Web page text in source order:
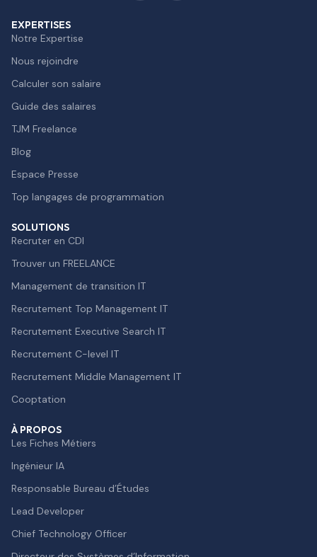
EXPERTISES
Notre Expertise
Nous rejoindre
Calculer son salaire
Guide des salaires
TJM Freelance
Blog
Espace Presse
Top langages de programmation
SOLUTIONS
Recruter en CDI
Trouver un FREELANCE
Management de transition IT
Recrutement Top Management IT
Recrutement Executive Search IT
Recrutement C-level IT
Recrutement Middle Management IT
Cooptation
À PROPOS
Les Fiches Métiers
Ingénieur IA
Responsable Bureau d’Études
Lead Developer
Chief Technology Officer